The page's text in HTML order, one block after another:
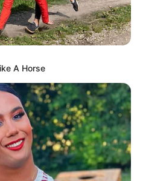
em 2025
com uma nova ameaça: o
registrou 1.124 mortes no ano
especialmente com o
fora de circulação por 15 anos.
foi atípica, e a ressurgência do
mais arriscada para a população.
A Horse